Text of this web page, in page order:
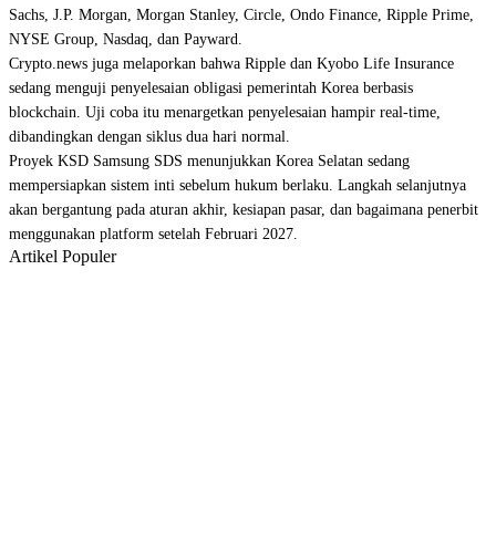
Sachs, J.P. Morgan, Morgan Stanley, Circle, Ondo Finance, Ripple Prime,
NYSE Group, Nasdaq, dan Payward.
Crypto.news juga melaporkan bahwa Ripple dan Kyobo Life Insurance
sedang menguji penyelesaian obligasi pemerintah Korea berbasis
blockchain. Uji coba itu menargetkan penyelesaian hampir real-time,
dibandingkan dengan siklus dua hari normal.
Proyek KSD Samsung SDS menunjukkan Korea Selatan sedang
mempersiapkan sistem inti sebelum hukum berlaku. Langkah selanjutnya
akan bergantung pada aturan akhir, kesiapan pasar, dan bagaimana penerbit
menggunakan platform setelah Februari 2027.
Artikel Populer